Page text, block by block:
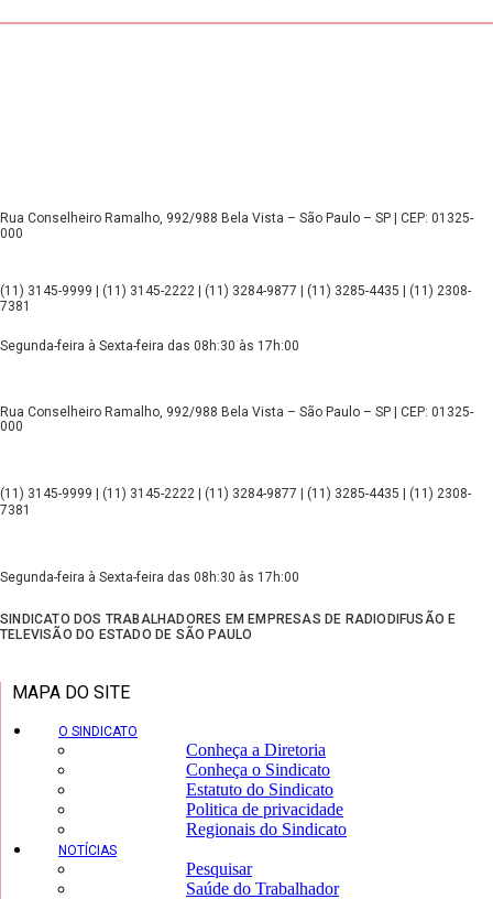
Rua Conselheiro Ramalho, 992/988 Bela Vista – São Paulo – SP | CEP: 01325-
000
(11) 3145-9999 | (11) 3145-2222 | (11) 3284-9877 | (11) 3285-4435 | (11) 2308-
7381
Segunda-feira à Sexta-feira das 08h:30 às 17h:00
Rua Conselheiro Ramalho, 992/988 Bela Vista – São Paulo – SP | CEP: 01325-
000
(11) 3145-9999 | (11) 3145-2222 | (11) 3284-9877 | (11) 3285-4435 | (11) 2308-
7381
Segunda-feira à Sexta-feira das 08h:30 às 17h:00
SINDICATO DOS TRABALHADORES EM EMPRESAS DE RADIODIFUSÃO E
TELEVISÃO DO ESTADO DE SÃO PAULO
MAPA DO SITE
O SINDICATO
Conheça a Diretoria
Conheça o Sindicato
Estatuto do Sindicato
Politica de privacidade
Regionais do Sindicato
NOTÍCIAS
Pesquisar
Saúde do Trabalhador